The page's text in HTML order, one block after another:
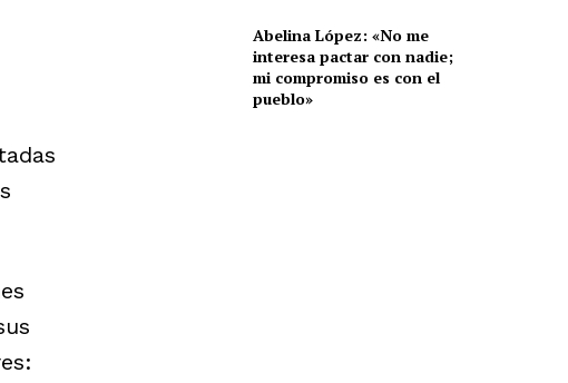
Abelina López: «No me
interesa pactar con nadie;
mi compromiso es con el
pueblo»